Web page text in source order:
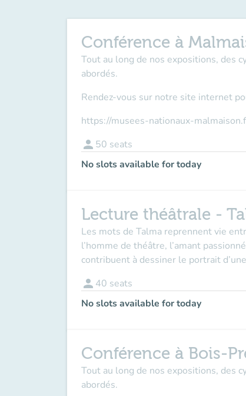
Conférence à
Tout au long de nos expositions, des
abordés.
Rendez-vous sur notre site internet
https://musees-nationaux-
person 50 seats
No slots available for today
Lecture théâtrale -
Les mots de Talma reprennent vie
l’homme de théâtre, l’amant
contribuent à dessiner le portrait
person 40 seats
No slots available for today
Conférence à Bois-
Tout au long de nos expositions, des
abordés.